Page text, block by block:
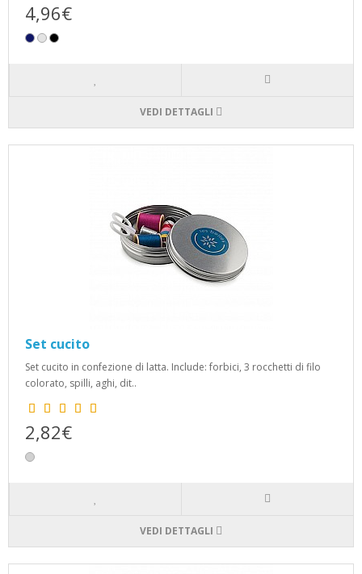
4,96€
VEDI DETTAGLI
Set cucito
Set cucito in confezione di latta. Include: forbici, 3 rocchetti di filo
colorato, spilli, aghi, dit..
2,82€
VEDI DETTAGLI